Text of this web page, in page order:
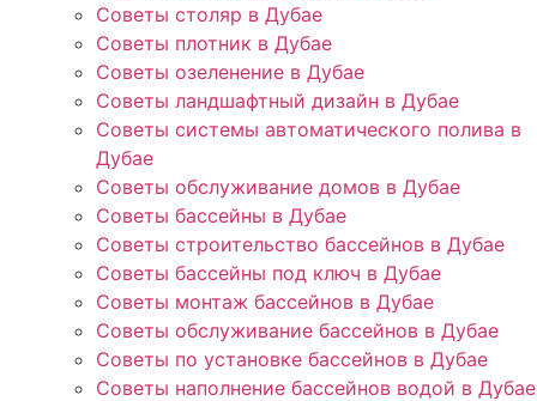
Советы столяр в Дубае
Советы плотник в Дубае
Советы озеленение в Дубае
Советы ландшафтный дизайн в Дубае
Советы системы автоматического полива в
Дубае
Советы обслуживание домов в Дубае
Советы бассейны в Дубае
Советы строительство бассейнов в Дубае
Советы бассейны под ключ в Дубае
Советы монтаж бассейнов в Дубае
Советы обслуживание бассейнов в Дубае
Советы по установке бассейнов в Дубае
Советы наполнение бассейнов водой в Дубае